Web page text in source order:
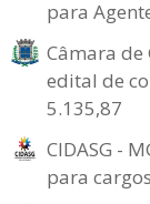
para
Câmara de
edital de
5.135,87
CIDASG -
para